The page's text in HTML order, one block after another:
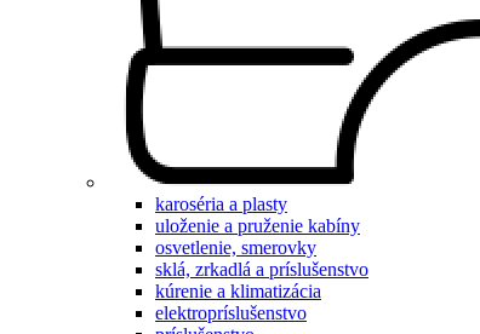
karoséria a plasty
uloženie a pruženie kabíny
osvetlenie, smerovky
sklá, zrkadlá a príslušenstvo
kúrenie a klimatizácia
elektropríslušenstvo